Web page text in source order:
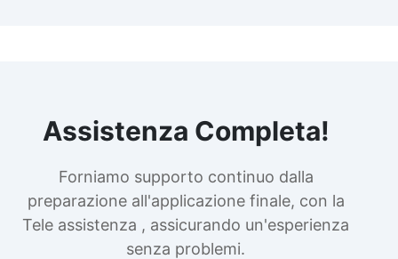
Assistenza Completa!
Forniamo supporto continuo dalla
preparazione all'applicazione finale, con la
Tele assistenza , assicurando un'esperienza
senza problemi.